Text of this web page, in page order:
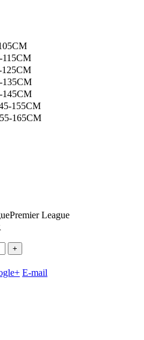
115CM
125CM
135CM
145CM
155CM
165CM
Premier League
+
E-mail